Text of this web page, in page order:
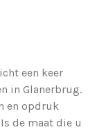
een keer
in Glanerbrug.
en opdruk
de maat die u